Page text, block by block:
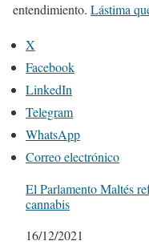
entendimiento. Lástima
X
Facebook
LinkedIn
Telegram
WhatsApp
Correo electrónico
El Parlamento Maltés
cannabis
Fecha
16/12/2021